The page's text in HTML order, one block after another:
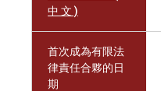
中 文 )
首次成為有限法
律責任合夥的日
期